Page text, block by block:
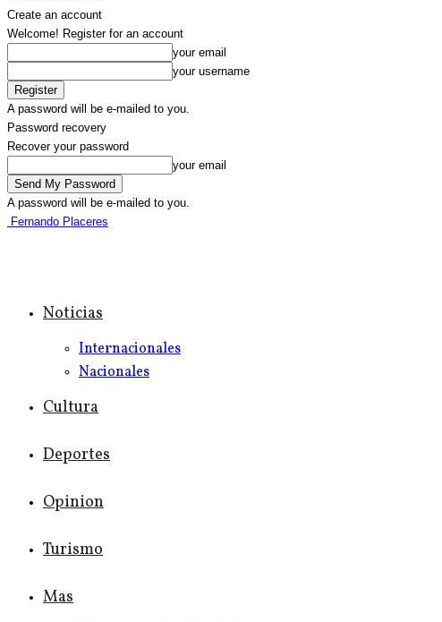
Create an account
Welcome! Register for an account
your email
your username
A password will be e-mailed to you.
Password recovery
Recover your password
your email
A password will be e-mailed to you.
Fernando Placeres
Noticias
Internacionales
Nacionales
Cultura
Deportes
Opinion
Turismo
Mas